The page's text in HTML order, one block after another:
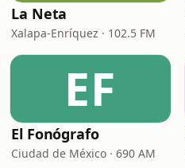
La Neta
Xalapa-Enríquez · 102.5 FM
EF
El Fonógrafo
Ciudad de México · 690 AM